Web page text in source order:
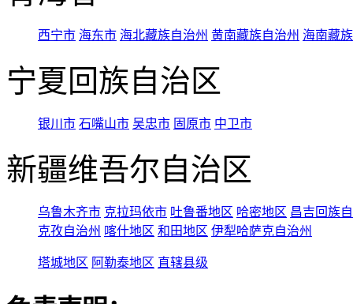
西宁市 海东市 海北藏族自治州 黄南藏族自治州 海南藏
宁夏回族自治区
银川市 石嘴山市 吴忠市 固原市 中卫市
新疆维吾尔自治区
乌鲁木齐市 克拉玛依市 吐鲁番地区 哈密地区 昌吉回族
克孜自治州 喀什地区 和田地区 伊犁哈萨克自治州
塔城地区 阿勒泰地区 直辖县级